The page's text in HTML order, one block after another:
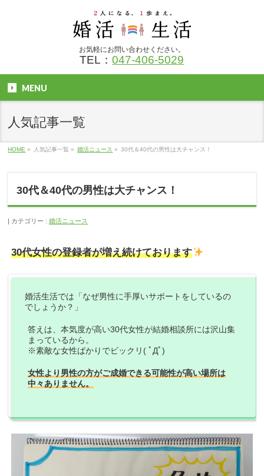
お気軽にお問い合わせください。
TEL：047-406-5029
MENU
人気記事一覧
HOME » 人気記事一覧 » 婚活ニュース » 30代＆40代の男性は大チャンス！
30代＆40代の男性は大チャンス！
カテゴリー :婚活ニュース
30代女性の登録者が増え続けております
婚活生活では「なぜ男性に手厚いサポートをしているの
でしょうか？」
答えは、本気度が高い30代女性が結婚相談所には沢山集
まっているから。
※素敵な女性ばかりでビックリ( ﾟДﾟ)
女性より男性の方がご成婚できる可能性が高い場所は
中々ありません。